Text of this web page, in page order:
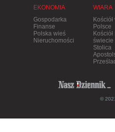
EKONOMIA
Gospodarka
Finanse
Polska wieś
Nieruchomości
WIARA
Kościół
Polsce
Kościół
świecie
Stolica
©